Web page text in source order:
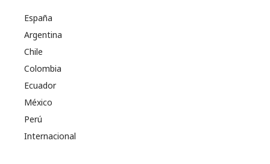
España
Argentina
Chile
Colombia
Ecuador
México
Perú
Internacional